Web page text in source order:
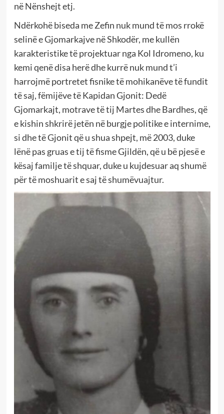
në Nënshejt etj.
Ndërkohë biseda me Zefin nuk mund të mos rrokë
selinë e Gjomarkajve në Shkodër, me kullën
karakteristike të projektuar nga Kol Idromeno, ku
kemi qenë disa herë dhe kurrë nuk mund t’i
harrojmë portretet fisnike të mohikanëve të fundit
të saj, fëmijëve të Kapidan Gjonit: Dedë
Gjomarkajt, motrave të tij Martes dhe Bardhes, që
e kishin shkrirë jetën në burgje politike e internime,
si dhe të Gjonit që u shua shpejt, më 2003, duke
lënë pas gruas e tij të fisme Gjildën, që u bë pjesë e
kësaj familje të shquar, duke u kujdesuar aq shumë
për të moshuarit e saj të shumëvuajtur.